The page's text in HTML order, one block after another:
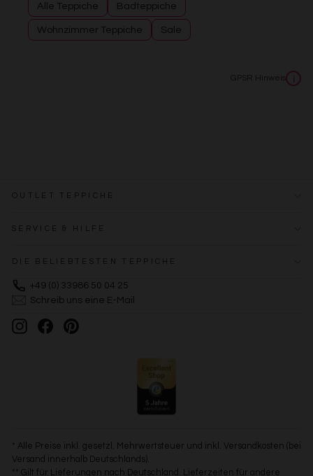
Alle Teppiche Badteppiche
Wohnzimmer Teppiche Sale
GPSR Hinweis i
OUTLET TEPPICHE
SERVICE & HILFE
DIE BELIEBTESTEN TEPPICHE
+49 (0) 33986 50 04 25
Schreib uns eine E-Mail
InstagramFacebookPinterest
* Alle Preise inkl. gesetzl. Mehrwertsteuer und inkl. Versandkosten (bei
Versand innerhalb Deutschlands).
** Gilt für Lieferungen nach Deutschland. Lieferzeiten für andere